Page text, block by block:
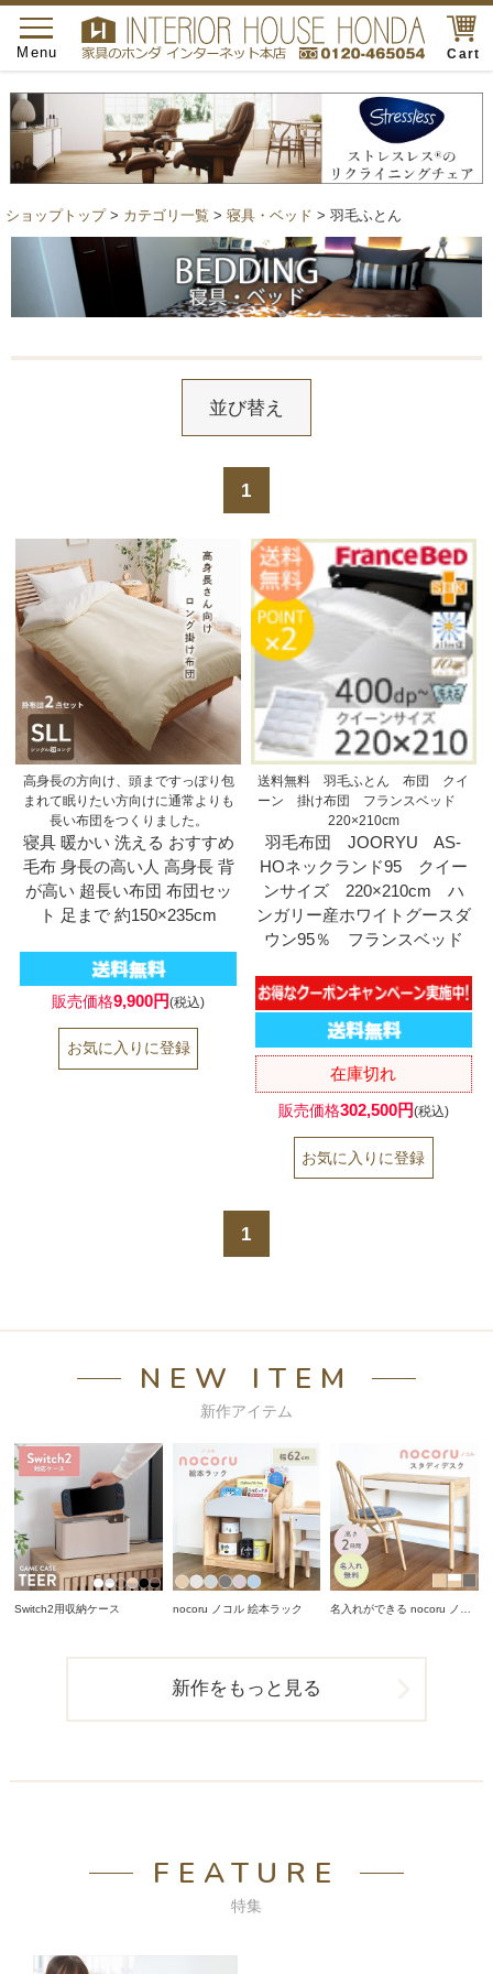
Cart
toggle
navigation
Menu
ショップトップ> カテゴリ一覧 > 寝具・ベッド > 羽毛ふとん
並び替え
1
高身長の方向け、頭まですっぽり包
まれて眠りたい方向けに通常よりも
長い布団をつくりました。
寝具 暖かい 洗える おすすめ
毛布 身長の高い人 高身長 背
が高い 超長い布団 布団セッ
ト 足まで 約150×235cm
販売価格9,900円(税込)
送料無料 羽毛ふとん 布団 クイ
ーン 掛け布団 フランスベッド
220×210cm
羽毛布団 JOORYU AS-
HOネックランド95 クイー
ンサイズ 220×210cm ハ
ンガリー産ホワイトグースダ
ウン95％ フランスベッド
在庫切れ
販売価格302,500円(税込)
1
NEW ITEM
新作アイテム
Switch2用収納ケース nocoru ノコル 絵本ラック
名入れができる nocoru ノコ
新作をもっと見る
FEATURE
特集